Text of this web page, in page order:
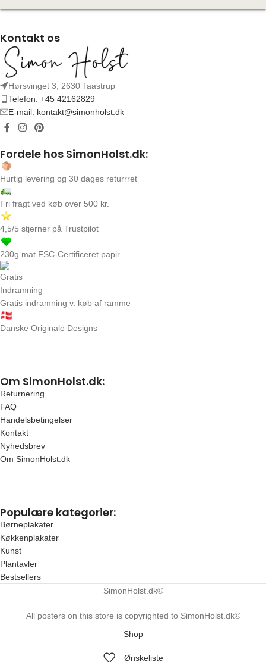
Kontakt os
Hørsvinget 3, 2630 Taastrup
Telefon: +45 42162829
E-mail: kontakt@simonholst.dk
Fordele hos SimonHolst.dk:
Hurtig levering og 30 dages returrret
Fri fragt ved køb over 500 kr.
4,5/5 stjerner på Trustpilot
230g mat FSC-Certificeret papir
Gratis indramning v. køb af ramme
Danske Originale Designs
Om SimonHolst.dk:
Returnering
FAQ
Handelsbetingelser
Kontakt
Nyhedsbrev
Om SimonHolst.dk
Populære kategorier:
Børneplakater
Køkkenplakater
Kunst
Plantavler
Bestsellers
SimonHolst.dk©
All posters on this store is copyrighted to SimonHolst.dk©
Shop
Ønskeliste